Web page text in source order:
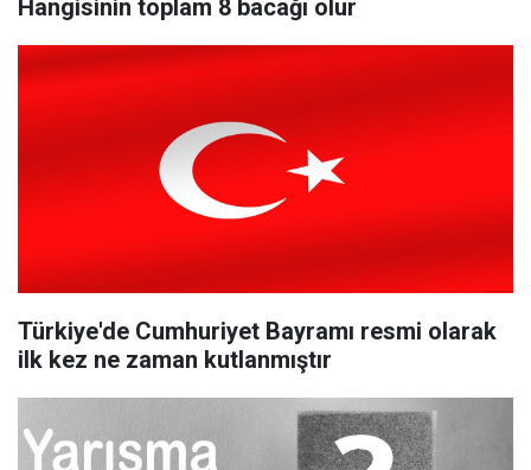
Hangisinin toplam 8 bacağı olur
Türkiye'de Cumhuriyet Bayramı resmi olarak
ilk kez ne zaman kutlanmıştır